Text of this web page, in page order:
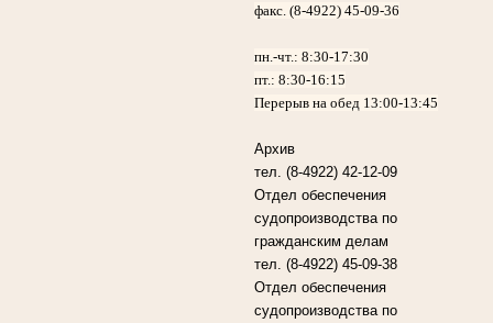
факс. (8-4922) 45-09-36
пн.-чт.:8:30-17:30
пт.:8:30-16:15
Перерыв на обед 13:00-13:45
Архив
тел. (8-4922) 42-12-09
Отдел обеспечения
судопроизводства по
гражданским делам
тел. (8-4922) 45-09-38
Отдел обеспечения
судопроизводства по